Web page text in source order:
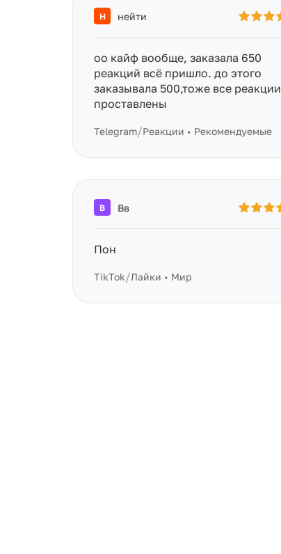
Н нейти
оо кайф вообще, заказала 650
реакций всё пришло. до этого
заказывала 500,тоже все реакции
проставлены
Telegram/Реакции • Рекомендуемые
В Вв
Пон
TikTok/Лайки • Мир